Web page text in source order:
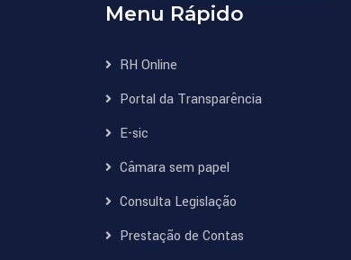
Menu Rápido
RH Online
Portal da Transparência
E-sic
Câmara sem papel
Consulta Legislação
Prestação de Contas